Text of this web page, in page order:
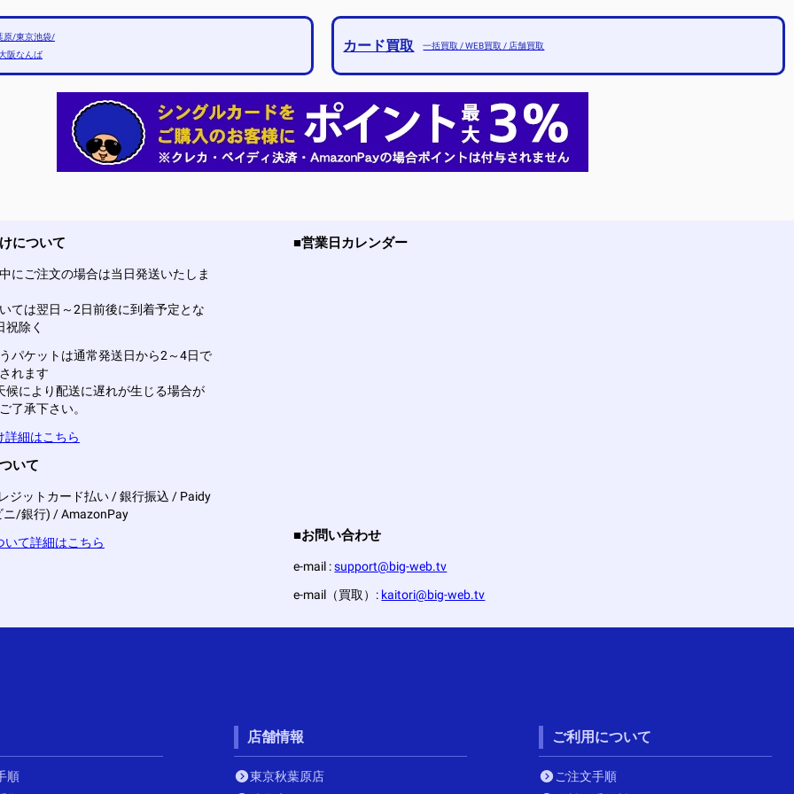
原/東京池袋/
阪なんば
カード買取 一括買取 / WEB買取 / 店舗買取
について
にご注文の場合は当日発送いたしま
ては翌日～2日前後に到着予定とな
祝除く
パケットは通常発送日から2～4日で
れます
候により配送に遅れが生じる場合が
了承下さい。
詳細はこちら
いて
ジットカード払い / 銀行振込 / Paidy
ニ/銀行) / AmazonPay
いて詳細はこちら
■営業日カレンダー
■お問い合わせ
e-mail :support@big-web.tv
e-mail（買取）: kaitori@big-web.tv
順
店舗情報
東京秋葉原店
ご利用について
ご注文手順